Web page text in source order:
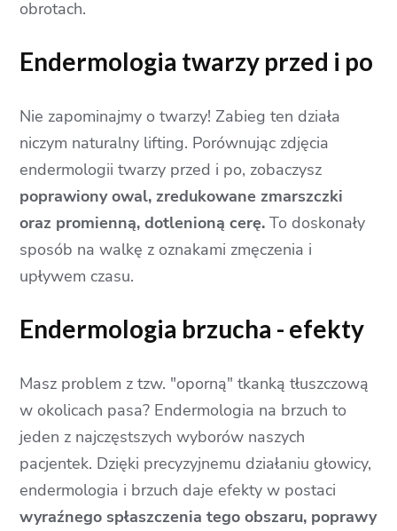
obrotach.
Endermologia twarzy przed i po
Nie zapominajmy o twarzy! Zabieg ten działa
niczym naturalny lifting. Porównując zdjęcia
endermologii twarzy przed i po, zobaczysz
poprawiony owal, zredukowane zmarszczki
oraz promienną, dotlenioną cerę.To doskonały
sposób na walkę z oznakami zmęczenia i
upływem czasu.
Endermologia brzucha - efekty
Masz problem z tzw. "oporną" tkanką tłuszczową
w okolicach pasa? Endermologia na brzuch to
jeden z najczęstszych wyborów naszych
pacjentek. Dzięki precyzyjnemu działaniu głowicy,
endermologia i brzuch daje efekty w postaci
wyraźnego spłaszczenia tego obszaru, poprawy